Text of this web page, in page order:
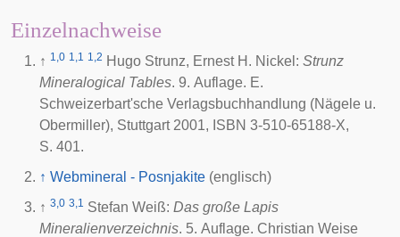
Einzelnachweise
↑ 1,0 1,1 1,2 Hugo Strunz, Ernest H. Nickel: Strunz
Mineralogical Tables. 9. Auflage. E.
Schweizerbart'sche Verlagsbuchhandlung (Nägele u.
Obermiller), Stuttgart 2001, ISBN 3-510-65188-X,
S. 401.
↑ Webmineral - Posnjakite (englisch)
↑ 3,0 3,1 Stefan Weiß: Das große Lapis
Mineralienverzeichnis. 5. Auflage. Christian Weise